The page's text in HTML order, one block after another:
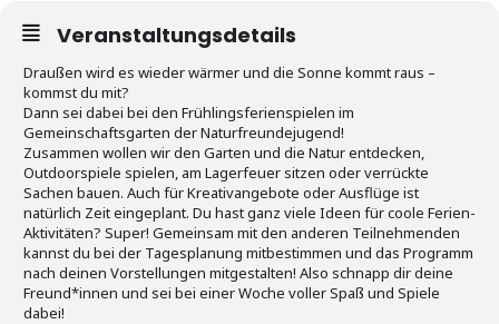
Veranstaltungsdetails
Draußen wird es wieder wärmer und die Sonne kommt raus –
kommst du mit?
Dann sei dabei bei den Frühlingsferienspielen im
Gemeinschaftsgarten der Naturfreundejugend!
Zusammen wollen wir den Garten und die Natur entdecken,
Outdoorspiele spielen, am Lagerfeuer sitzen oder verrückte
Sachen bauen. Auch für Kreativangebote oder Ausflüge ist
natürlich Zeit eingeplant. Du hast ganz viele Ideen für coole Ferien-
Aktivitäten? Super! Gemeinsam mit den anderen Teilnehmenden
kannst du bei der Tagesplanung mitbestimmen und das Programm
nach deinen Vorstellungen mitgestalten! Also schnapp dir deine
Freund*innen und sei bei einer Woche voller Spaß und Spiele
dabei!